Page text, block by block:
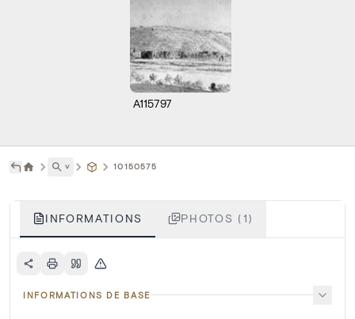
A115797
˅ 10150575
INFORMATIONS PHOTOS (1)
INFORMATIONS DE BASE